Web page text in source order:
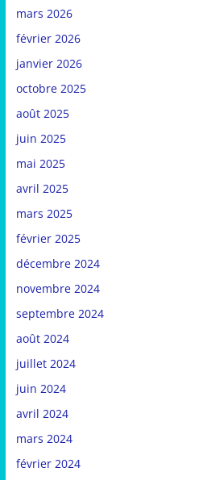
mars 2026
février 2026
janvier 2026
octobre 2025
août 2025
juin 2025
mai 2025
avril 2025
mars 2025
février 2025
décembre 2024
novembre 2024
septembre 2024
août 2024
juillet 2024
juin 2024
avril 2024
mars 2024
février 2024